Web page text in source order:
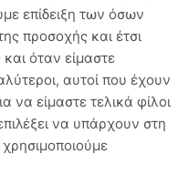
επίδειξη των όσων
προσοχής και έτσι
όταν είμαστε
αυτοί που έχουν
να είμαστε τελικά φίλοι
να υπάρχουν στη